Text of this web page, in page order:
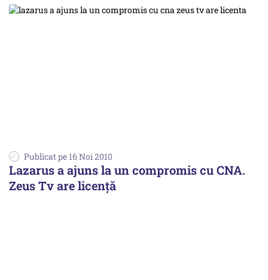
Publicat pe 16 Noi 2010
Lazarus a ajuns la un compromis cu CNA.
Zeus Tv are licenţă